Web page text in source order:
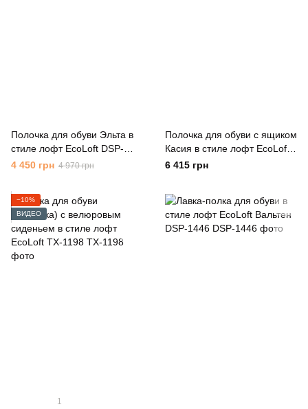
Полочка для обуви Эльта в
стиле лофт EcoLoft DSP-
1209
4 450 грн 4 970 грн
Полочка для обуви с ящиком
Касия в стиле лофт EcoLoft
DSP-1210
6 415 грн
−10%
ВИДЕО
1